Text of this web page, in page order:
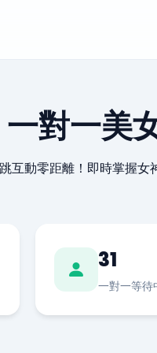
一對一美
互動零距離！即時掌握女
31
一對一等待